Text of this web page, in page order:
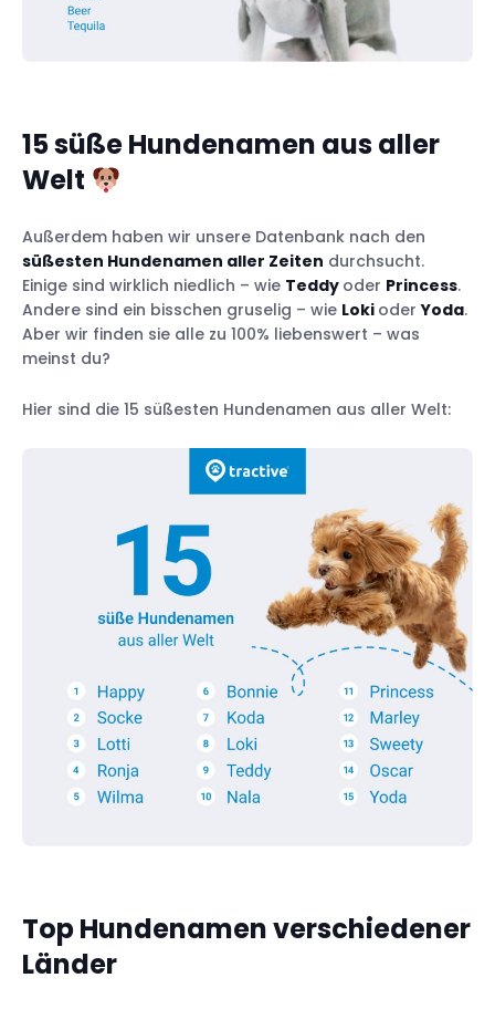
15 süße Hundenamen aus aller
Welt
Außerdem haben wir unsere Datenbank nach den
süßesten Hundenamen aller Zeiten durchsucht.
Einige sind wirklich niedlich – wie Teddy oder Princess.
Andere sind ein bisschen gruselig – wie Loki oderYoda.
Aber wir finden sie alle zu 100% liebenswert – was
meinst du?
Hier sind die 15 süßesten Hundenamen aus aller Welt:
Top Hundenamen verschiedener
Länder